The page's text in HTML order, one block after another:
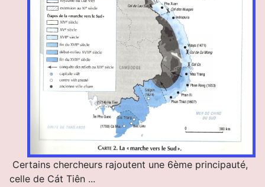
Certains chercheurs rajoutent une 6ème principauté,
celle de Cát Tiên ...